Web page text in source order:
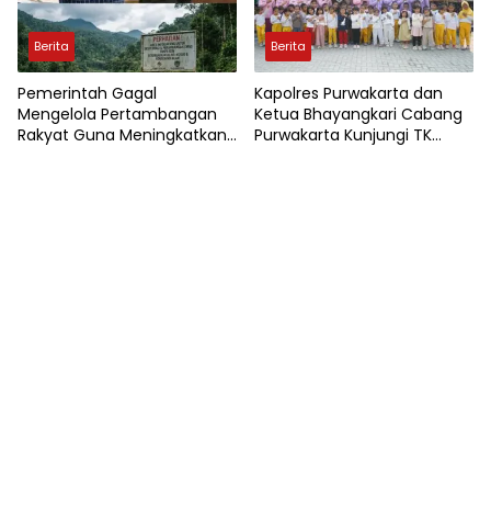
Berita
Pemerintah Gagal
Mengelola Pertambangan
Rakyat Guna Meningkatkan
Berita
Kapolres Purwakarta dan
Ketua Bhayangkari Cabang
Purwakarta Kunjungi TK